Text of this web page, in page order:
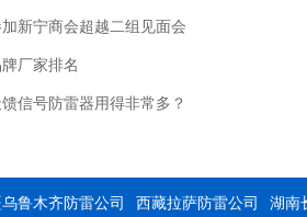
新宁商会超越二组见面会
厂家排名
信号防雷器用得非常多？
鲁木齐防雷公司 西藏拉萨防雷公司 湖南